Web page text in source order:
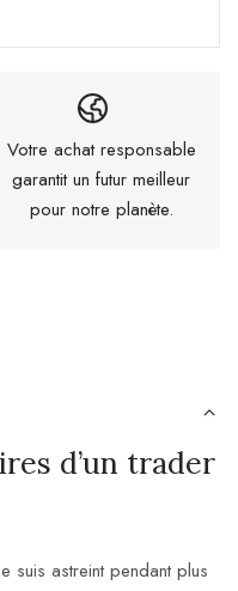
Votre achat responsable
garantit un futur meilleur
pour notre planète.
d’un trader
suis astreint pendant plus